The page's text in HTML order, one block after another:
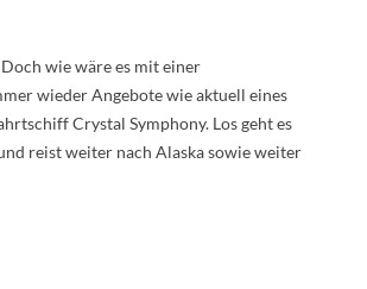
wie wäre es mit einer
wieder Angebote wie aktuell eines
Crystal Symphony. Los geht es
reist weiter nach Alaska sowie weiter